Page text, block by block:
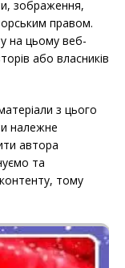
зображення,
правом.
на цьому веб-
або власників
з цього
належне
автора
та
тому